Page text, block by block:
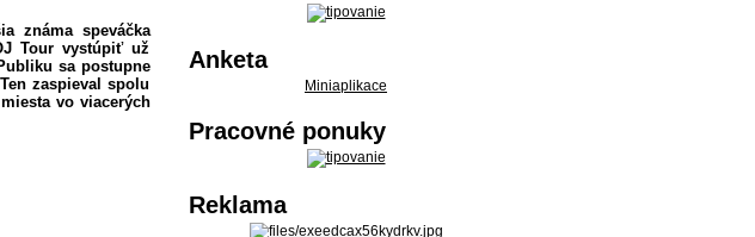
známa speváčka
Tour vystúpiť už
sa postupne
zaspieval spolu
vo viacerých
Anketa
Miniaplikace
Pracovné ponuky
Reklama